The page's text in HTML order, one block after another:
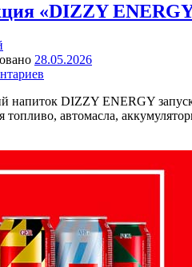
«DIZZY
28.05.2026
напиток DIZZY ENERGY
топливо, автомасла,